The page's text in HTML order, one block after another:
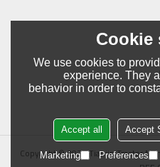
Copyright © 2026Tianjin Tractor
Cookie
We use cookies to
experience. They
behavior in order to
Accept
Accept all
Preferences
Marketing